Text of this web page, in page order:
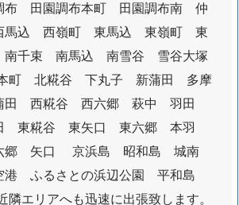
田園調布本町 田園調布南 仲
込 西嶺町 東馬込 東嶺町 東
千束 南馬込 南雪谷 雪谷大塚
町 北糀谷 下丸子 新蒲田 多摩
田 西糀谷 西六郷 萩中 羽田
東糀谷 東矢口 東六郷 本羽
郷 矢口 京浜島 昭和島 城南
ふるさとの浜辺公園 平和島
隣エリアへも迅速に出張致します。